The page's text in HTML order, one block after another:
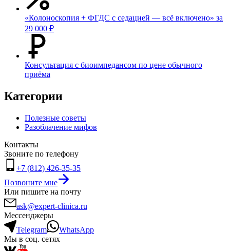
«Колоноскопия + ФГДС с седацией — всё включено» за
29 000 ₽
Консультация с биоимпедансом по цене обычного
приёма
Категории
Полезные советы
Разоблачение мифов
Контакты
Звоните по телефону
+7 (812) 426-35-35
Позвоните мне
Или пишите на почту
ask@expert-clinica.ru
Мессенджеры
Telegram
WhatsApp
Мы в соц. сетях